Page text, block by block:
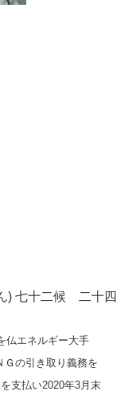
) 七十二候 二十四
仏エネルギー大手
Ｇの引き取り義務を
支払い2020年3月末